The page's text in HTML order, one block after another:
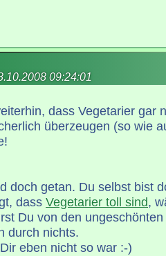
09:24:01
dass Vegetarier gar
überzeugen (so wie
doch getan. Du selbst bist
dass Vegetarier toll sind,
Du von den
durch nichts.
eben nicht so war :-)